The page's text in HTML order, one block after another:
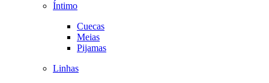
Íntimo
Cuecas
Meias
Pijamas
Linhas